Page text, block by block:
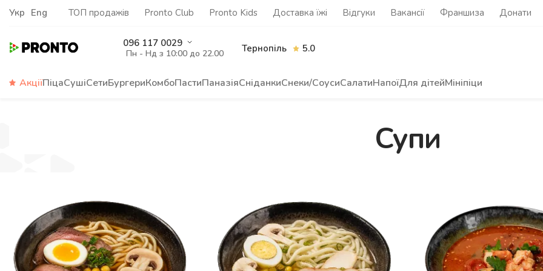
Укр Eng ТОП продажів Pronto Club Pronto Kids Доставка їжі Відгуки Вакансії Франшиза Донати
096 117 0029
Пн - Нд з 10:00 до 22.00 Тернопіль 5.0
АкціїПіцаСушіСетиБургериКомбоПастиПаназіяСніданкиСнеки/СоусиСалатиНапоїДля дітейМініпіци
Супи